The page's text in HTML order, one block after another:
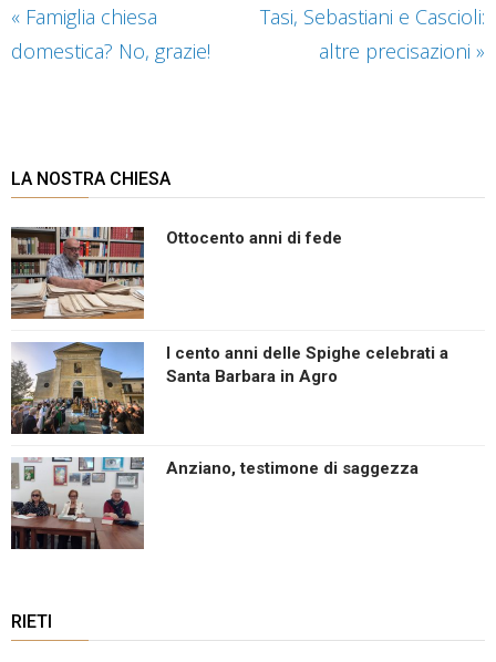
« Famiglia chiesa
domestica? No, grazie!
Tasi, Sebastiani e Cascioli:
altre precisazioni »
LA NOSTRA CHIESA
Ottocento anni di fede
I cento anni delle Spighe celebrati a
Santa Barbara in Agro
Anziano, testimone di saggezza
RIETI